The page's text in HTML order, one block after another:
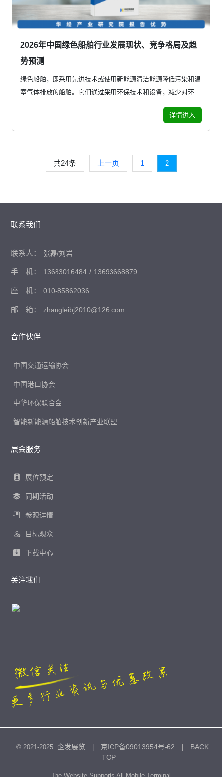
2026年中国绿色船舶行业发展现状、竞争格局及趋
势预测
绿色船舶，即采用先进技术或使用新能源清洁能源降低污染和温
室气体排放的船舶。它们通过采用环保技术和设备，减少对环...
详情进入
共24条 上一页 1 2
联系我们
联系人： 张磊/刘岩
手 机： 13683016484 / 13693668879
座 机： 010-85862036
邮 箱： zhangleibj2010@126.com
合作伙伴
中国交通运输协会
中国港口协会
中华环保联合会
智能新能源船舶技术创新产业联盟
展会服务
展位预定
同期活动
参观详情
目标观众
下载中心
关注我们
© 2021-2025 企发展览 京ICP备09013954号-62
BACK
TOP
The Website Supports All Mobile Terminal